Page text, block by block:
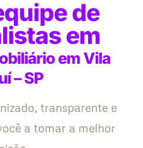
de
em
em Vila
– SP
transparente e
a tomar a melhor